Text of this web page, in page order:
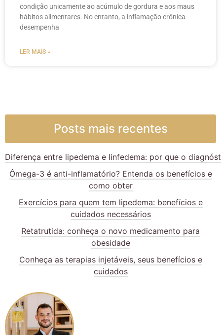
condição unicamente ao acúmulo de gordura e aos maus
hábitos alimentares. No entanto, a inflamação crônica
desempenha
LER MAIS »
Posts mais recentes
Diferença entre lipedema e linfedema: por que o
Ômega-3 é anti-inflamatório? Entenda os benefícios e
como obter
Exercícios para quem tem lipedema: benefícios e
cuidados necessários
Retatrutida: conheça o novo medicamento para
obesidade
Conheça as terapias injetáveis, seus benefícios e
cuidados